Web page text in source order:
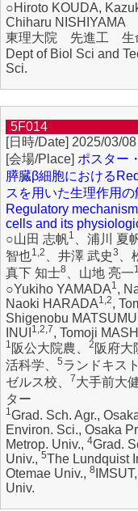
○Hiroto KOUDA,
Chiharu NISHIYAMA
東理大院 先進工 生
Dept of Biol Sci and
Sci.
5F014
2025/03/
ポスター
膵臓β細胞における
スを用いた生理作用の
Regulatory
cells and its
○山田 志帆1 、浦川 夏
智也1,2 、井澤 武史3 、
真下 知士8 、山地 亮一
○Yukiho YAMADA1,
Naoki HARADA1,2,
Shigenobu
INUI 1,2,7, Tomoji
1 阪公大院農、 2 阪府大
活科学、
5ランドキス
ゼルス校、
7大手前大
ター
1Grad. Sch. Agr.,
Environ. Sci., Osaka
Metrop. Univ., 4Grad.
Univ., 5The Lundquist
Otemae Univ., 8 IMSUT,
Univ.